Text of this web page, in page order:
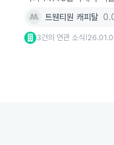
트웬티원 캐피탈
3건의 연관 소식